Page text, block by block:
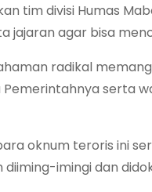
tim divisi Humas
jajaran agar bisa
radikal
serta
oknum teroris ini
imingi dan